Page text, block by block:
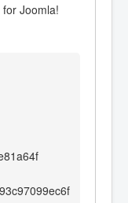
Joomla!